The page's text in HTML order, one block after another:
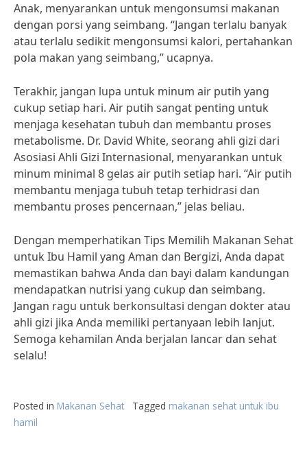
Anak, menyarankan untuk mengonsumsi makanan
dengan porsi yang seimbang. “Jangan terlalu banyak
atau terlalu sedikit mengonsumsi kalori, pertahankan
pola makan yang seimbang,” ucapnya.
Terakhir, jangan lupa untuk minum air putih yang
cukup setiap hari. Air putih sangat penting untuk
menjaga kesehatan tubuh dan membantu proses
metabolisme. Dr. David White, seorang ahli gizi dari
Asosiasi Ahli Gizi Internasional, menyarankan untuk
minum minimal 8 gelas air putih setiap hari. “Air putih
membantu menjaga tubuh tetap terhidrasi dan
membantu proses pencernaan,” jelas beliau.
Dengan memperhatikan Tips Memilih Makanan Sehat
untuk Ibu Hamil yang Aman dan Bergizi, Anda dapat
memastikan bahwa Anda dan bayi dalam kandungan
mendapatkan nutrisi yang cukup dan seimbang.
Jangan ragu untuk berkonsultasi dengan dokter atau
ahli gizi jika Anda memiliki pertanyaan lebih lanjut.
Semoga kehamilan Anda berjalan lancar dan sehat
selalu!
Posted in Makanan Sehat Tagged makanan sehat untuk ibu
hamil